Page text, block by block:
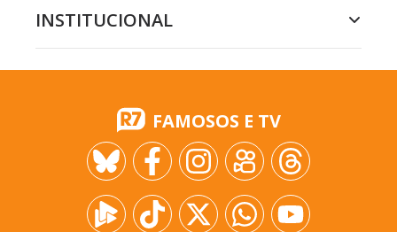
INSTITUCIONAL
FAMOSOS E TV